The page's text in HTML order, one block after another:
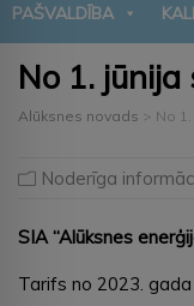
PAŠVALDĪBA
No 1.
Alūksnes novads > No
Noderīga
SIA “Alūksnes
Tarifs no 2023. gada